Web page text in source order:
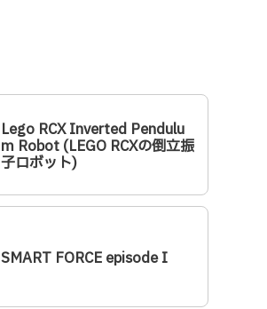
Lego RCX Inverted Pendulu
m Robot (LEGO RCXの倒立振
子ロボット)
SMART FORCE episode I